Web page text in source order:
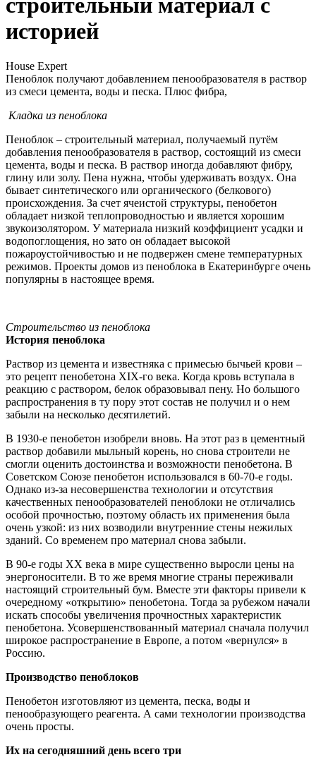
строительный материал с
историей
House Expert
Пеноблок получают добавлением пенообразователя в раствор
из смеси цемента, воды и песка. Плюс фибра,
Кладка из пеноблока
Пеноблок – строительный материал, получаемый путём
добавления пенообразователя в раствор, состоящий из смеси
цемента, воды и песка. В раствор иногда добавляют фибру,
глину или золу. Пена нужна, чтобы удерживать воздух. Она
бывает синтетического или органического (белкового)
происхождения. За счет ячеистой структуры, пенобетон
обладает низкой теплопроводностью и является хорошим
звукоизолятором. У материала низкий коэффициент усадки и
водопоглощения, но зато он обладает высокой
пожароустойчивостью и не подвержен смене температурных
режимов. Проекты домов из пеноблока в Екатеринбурге очень
популярны в настоящее время.
Строительство из пеноблока
История пеноблока
Раствор из цемента и известняка с примесью бычьей крови –
это рецепт пенобетона XIX-го века. Когда кровь вступала в
реакцию с раствором, белок образовывал пену. Но большого
распространения в ту пору этот состав не получил и о нем
забыли на несколько десятилетий.
В 1930-е пенобетон изобрели вновь. На этот раз в цементный
раствор добавили мыльный корень, но снова строители не
смогли оценить достоинства и возможности пенобетона. В
Советском Союзе пенобетон использовался в 60-70-е годы.
Однако из-за несовершенства технологии и отсутствия
качественных пенообразователей пеноблоки не отличались
особой прочностью, поэтому область их применения была
очень узкой: из них возводили внутренние стены нежилых
зданий. Со временем про материал снова забыли.
В 90-е годы XX века в мире существенно выросли цены на
энергоносители. В то же время многие страны переживали
настоящий строительный бум. Вместе эти факторы привели к
очередному «открытию» пенобетона. Тогда за рубежом начали
искать способы увеличения прочностных характеристик
пенобетона. Усовершенствованный материал сначала получил
широкое распространение в Европе, а потом «вернулся» в
Россию.
Производство пеноблоков
Пенобетон изготовляют из цемента, песка, воды и
пенообразующего реагента. А сами технологии производства
очень просты.
Их на сегодняшний день всего три